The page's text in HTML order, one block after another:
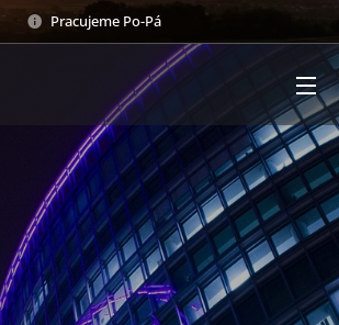
Pracujeme Po-Pá